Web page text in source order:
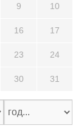
9 10
16 17
23 24
30 31